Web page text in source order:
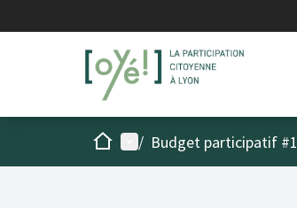
AccueilMenu principal
/ Budget participatif #1